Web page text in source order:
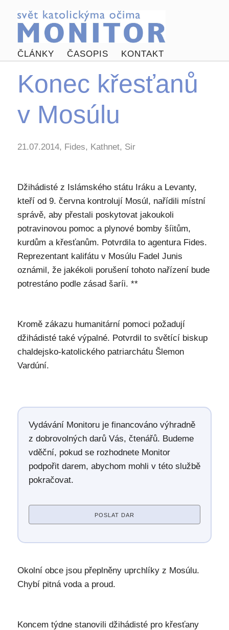
ČLÁNKY ČASOPIS KONTAKT
Konec křesťanů
v Mosúlu
21.07.2014, Fides, Kathnet, Sir
Džihádisté z Islámského státu Iráku a Levanty,
kteří od 9. června kontrolují Mosúl, nařídili místní
správě, aby přestali poskytovat jakoukoli
potravinovou pomoc a plynové bomby šíitům,
kurdům a křesťanům. Potvrdila to agentura Fides.
Reprezentant kalifátu v Mosúlu Fadel Junis
oznámil, že jakékoli porušení tohoto nařízení bude
potrestáno podle zásad šaríi. **
Kromě zákazu humanitární pomoci požadují
džihádisté také výpalné. Potvrdil to světící biskup
chaldejsko-katolického patriarchátu Šlemon
Vardúní.
Vydávání Monitoru je financováno výhradně
z dobrovolných darů Vás, čtenářů. Budeme
vděční, pokud se rozhodnete Monitor
podpořit darem, abychom mohli v této službě
pokračovat.
POSLAT DAR
Okolní obce jsou přeplněny uprchlíky z Mosúlu.
Chybí pitná voda a proud.
Koncem týdne stanovili džihádisté pro křesťany